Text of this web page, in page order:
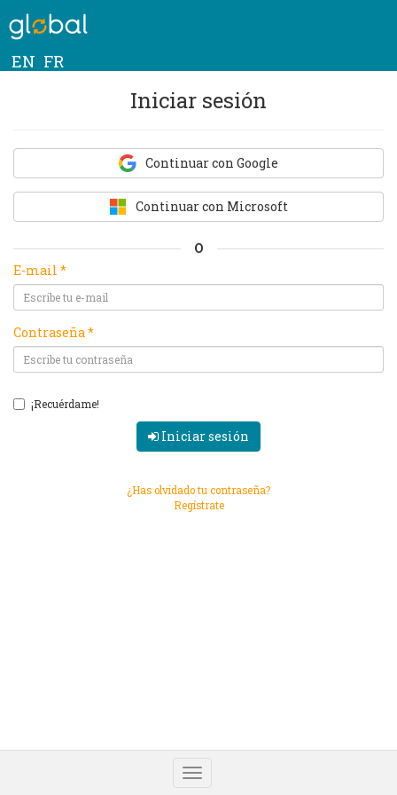
EN FR
Iniciar sesión
Continuar con Google
Continuar con Microsoft
O
E-mail *
Contraseña *
¡Recuérdame!
Iniciar sesión
¿Has olvidado tu contraseña?
Regístrate
Alternar